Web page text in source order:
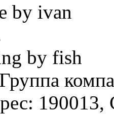
by ivan
by fish
190013,